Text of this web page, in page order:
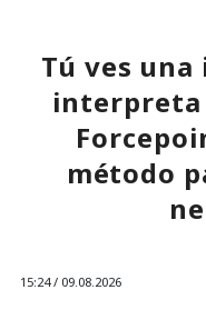
Tú ves
interpreta
método
15:24 / 09.08.2026